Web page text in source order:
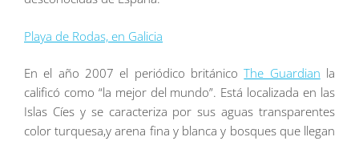
Playa de Rodas, en Galicia
En el año 2007 el periódico británicoThe Guardian la
calificó como “la mejor del mundo”. Está localizada en las
Islas Cíes y se caracteriza por sus aguas transparentes
color turquesa,y arena fina y blanca y bosques que llegan